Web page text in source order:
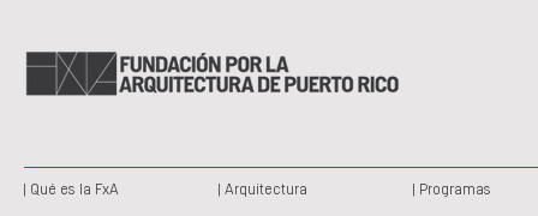
| Qué es la FxA | Arquitectura | Programas